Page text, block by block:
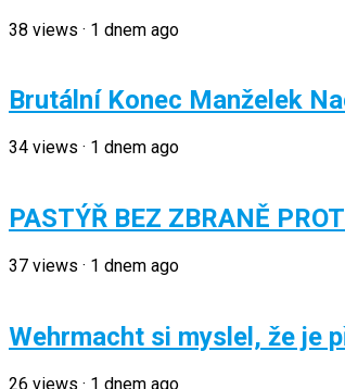
38 views · 1 dnem ago
Brutální Konec Manželek
34 views · 1 dnem ago
PASTÝŘ BEZ ZBRANĚ
37 views · 1 dnem ago
Wehrmacht si myslel, že je
26 views · 1 dnem ago